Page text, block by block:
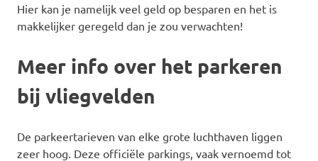
Hier kan je namelijk veel geld op besparen en het is
makkelijker geregeld dan je zou verwachten!
Meer info over het parkeren
bij vliegvelden
De parkeertarieven van elke grote luchthaven liggen
zeer hoog. Deze officiële parkings, vaak vernoemd tot